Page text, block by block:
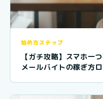
始め方ステップ
【ガチ攻略】スマホ一
メールバイトの稼ぎ方